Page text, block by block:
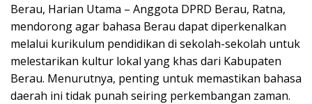
Berau, Harian Utama – Anggota DPRD Berau, Ratna,
mendorong agar bahasa Berau dapat diperkenalkan
melalui kurikulum pendidikan di sekolah-sekolah untuk
melestarikan kultur lokal yang khas dari Kabupaten
Berau. Menurutnya, penting untuk memastikan bahasa
daerah ini tidak punah seiring perkembangan zaman.